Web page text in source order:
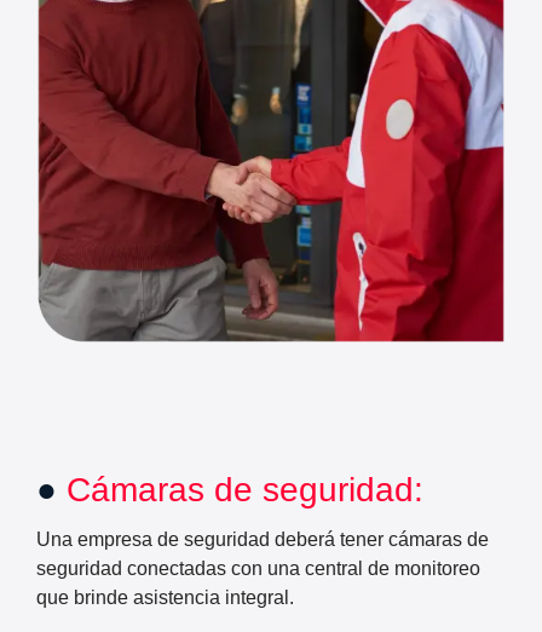
● Cámaras de seguridad:
Una empresa de seguridad deberá tener cámaras de
seguridad conectadas con una central de monitoreo
que brinde asistencia integral.